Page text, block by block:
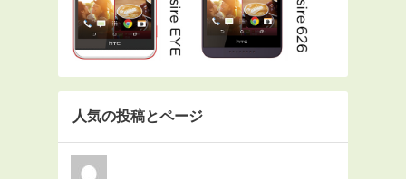
人気の投稿とページ